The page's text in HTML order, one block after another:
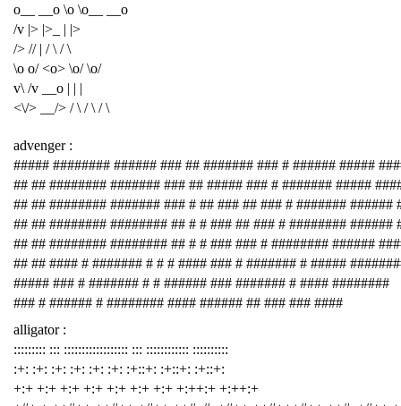
o__ __o \o \o__ __o
/v |> |>_ | |>
/> // | / \ / \
\o o/ <o> \o/ \o/
v\ /v __o | | |
<\/> __/> / \ / \ / \
advenger :
##### ######## ###### ### ## ####### ### # ###### #####
## ## ######## ####### ### ## ##### ### # ####### #####
## ## ######## ####### ### # ## ### ## ### # ####### ######
## ## ######## ######## ## # # ### ## ### # ######## ######
## ## ######## ######## ## # # ### ### # ######## ######
## ## #### # ####### # # # #### ### # ####### # #####
##### ### # ####### # # ###### ### ####### # #### ########
### # ###### # ######## #### ###### ## ### ### ####
alligator :
::::::::: ::: :::::::::::::::::: ::: :::::::::::: ::::::::::
:+: :+: :+: :+: :+: :+: :+::+: :+::+: :+::+:
+:+ +:+ +:+ +:+ +:+ +:+ +:+ +:++:+ +:++:+